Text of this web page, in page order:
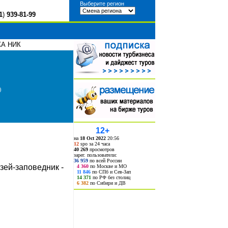
) 939-81-99
Выберите регион
НИК
заповедник -
12+
на 18 Oct 2022 20:56
12 spo за 24 часа
40 269 просмотров
зарег. пользователи:
36 959 по всей России
4 360 по Москве и МО
11 846 по СПб и Сев-Зап
14 371 по РФ без столиц
6 382 по Сибири и ДВ